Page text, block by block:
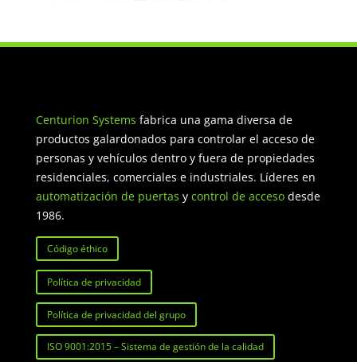
Centurion Systems fabrica una gama diversa de
productos galardonados para controlar el acceso de
personas y vehículos dentro y fuera de propiedades
residenciales, comerciales e industriales. Líderes en
automatización de puertas y control de accesodesde
1986.
Código éthico
Política de privacidad
Política de privacidad del grupo
ISO 9001:2015 – Sistema de gestión de la calidad